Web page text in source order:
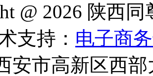
@ 2026 陕西
支持： 电子商
安市高新区西